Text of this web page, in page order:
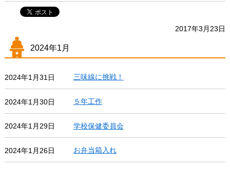
2017年3月23日
2024年1月
2024年1月31日 三味線に挑戦！
2024年1月30日 ５年工作
2024年1月29日 学校保健委員会
2024年1月26日 お弁当箱入れ